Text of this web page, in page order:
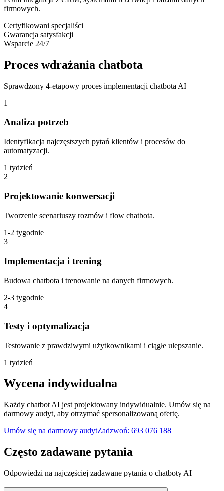
firmowych.
Certyfikowani specjaliści
Gwarancja satysfakcji
Wsparcie 24/7
Proces wdrażania chatbota
Sprawdzony 4-etapowy proces implementacji chatbota AI
1
Analiza potrzeb
Identyfikacja najczęstszych pytań klientów i procesów do
automatyzacji.
1 tydzień
2
Projektowanie konwersacji
Tworzenie scenariuszy rozmów i flow chatbota.
1-2 tygodnie
3
Implementacja i trening
Budowa chatbota i trenowanie na danych firmowych.
2-3 tygodnie
4
Testy i optymalizacja
Testowanie z prawdziwymi użytkownikami i ciągłe ulepszanie.
1 tydzień
Wycena indywidualna
Każdy chatbot AI jest projektowany indywidualnie. Umów się na
darmowy audyt, aby otrzymać spersonalizowaną ofertę.
Umów się na darmowy audytZadzwoń: 693 076 188
Często zadawane pytania
Odpowiedzi na najczęściej zadawane pytania o chatboty AI